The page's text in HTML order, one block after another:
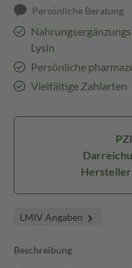
Persönliche Beratung
Lysin
Persönliche
Vielfältige Zahlarten
LMIV Angaben
Beschreibung